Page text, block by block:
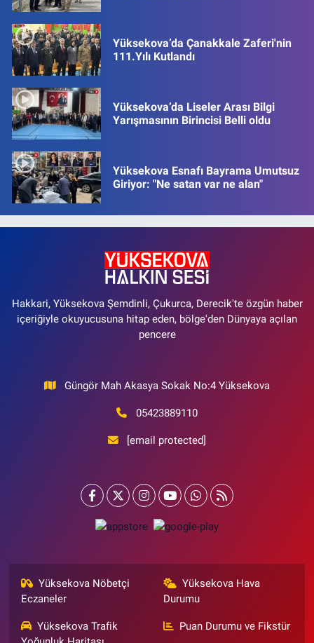
Yüksekova’da Çanakkale Zaferi'nin
111.Yılı Kutlandı
Yüksekova’da Liseler Arası Bilgi
Yarışmasının Birincisi Belli oldu
Yüksekova Esnafı Bayrama Umutsuz
Giriyor: "Ne satan var ne alan"
Hakkari, Yüksekova Şemdinli, Çukurca, Derecik'te özgün haber
içeriğiyle okuyucusuna hitap eden, bölge'den Dünyaya açılan
pencere
Güngör Mah Akasya Sokak No:4 Yüksekova
05423889110
[email protected]
Yüksekova Nöbetçi
Eczaneler
Yüksekova Hava
Durumu
Yüksekova Trafik
Puan Durumu ve Fikstür